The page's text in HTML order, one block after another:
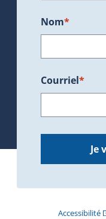
Nom*
Courriel*
Je
Accessibilité